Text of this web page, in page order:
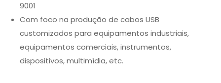
9001
Com foco na produção de cabos USB
customizados para equipamentos industriais,
equipamentos comerciais, instrumentos,
dispositivos, multimídia, etc.